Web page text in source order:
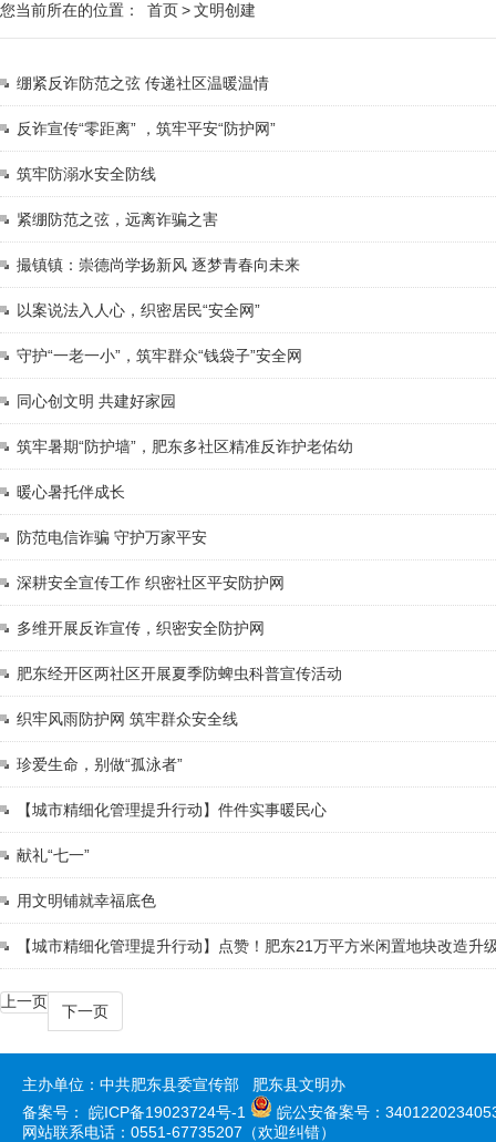
您当前所在的位置： 首页>文明创建
绷紧反诈防范之弦 传递社区温暖温情
反诈宣传“零距离” ，筑牢平安“防护网”
筑牢防溺水安全防线
紧绷防范之弦，远离诈骗之害
撮镇镇：崇德尚学扬新风 逐梦青春向未来
以案说法入人心，织密居民“安全网”
守护“一老一小”，筑牢群众“钱袋子”安全网
同心创文明 共建好家园
筑牢暑期“防护墙”，肥东多社区精准反诈护老佑幼
暖心暑托伴成长
防范电信诈骗 守护万家平安
深耕安全宣传工作 织密社区平安防护网
多维开展反诈宣传，织密安全防护网
肥东经开区两社区开展夏季防蜱虫科普宣传活动
织牢风雨防护网 筑牢群众安全线
珍爱生命，别做“孤泳者”
【城市精细化管理提升行动】件件实事暖民心
献礼“七一”
用文明铺就幸福底色
【城市精细化管理提升行动】点赞！肥东21万平方米闲置地块改造升
上一页
下一页
主办单位：中共肥东县委宣传部 肥东县文明办
备案号： 皖ICP备19023724号-1
皖公安备案号：
网站联系电话：0551-67735207（欢迎纠错）